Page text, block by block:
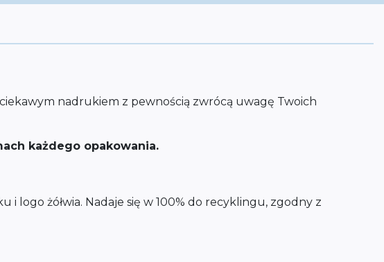
nadrukiem z pewnością zwrócą uwagę Twoich
każdego opakowania.
logo żółwia. Nadaje się w 100% do recyklingu, zgodny z